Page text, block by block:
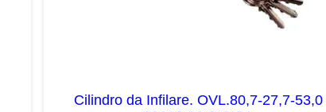
Cilindro da Infilare. OVL.80,7-27,7-53,0